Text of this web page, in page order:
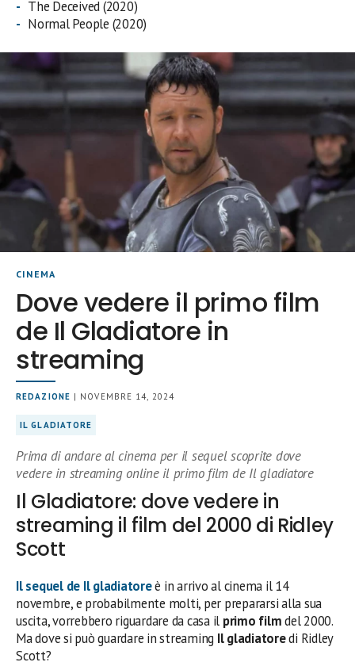
The Deceived (2020)
Normal People (2020)
CINEMA
Dove vedere il primo film
de Il Gladiatore in
streaming
REDAZIONE | NOVEMBRE 14, 2024
IL GLADIATORE
Prima di andare al cinema per il sequel scoprite dove
vedere in streaming online il primo film de Il gladiatore
Il Gladiatore: dove vedere in
streaming il film del 2000 di Ridley
Scott
Ilsequel de Il gladiatoreè in arrivo al cinema il 14
novembre, e probabilmente molti, per prepararsi alla sua
uscita, vorrebbero riguardare da casa il primo filmdel 2000.
Ma dove si può guardare in streaming Il gladiatoredi Ridley
Scott?